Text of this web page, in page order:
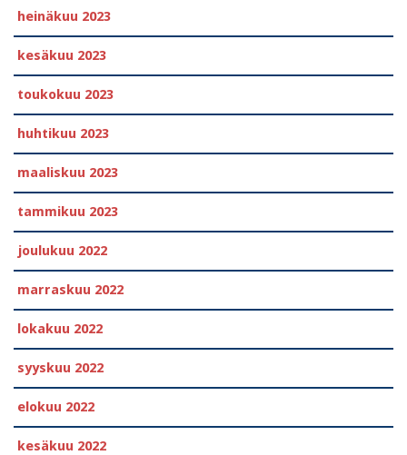
heinäkuu 2023
kesäkuu 2023
toukokuu 2023
huhtikuu 2023
maaliskuu 2023
tammikuu 2023
joulukuu 2022
marraskuu 2022
lokakuu 2022
syyskuu 2022
elokuu 2022
kesäkuu 2022